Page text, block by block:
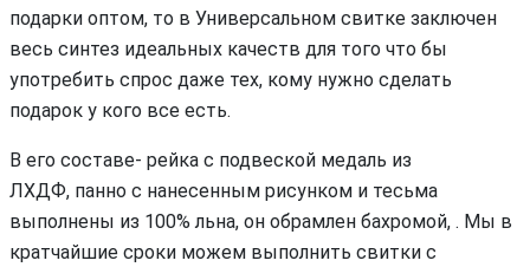
подарки оптом, то в Универсальном свитке заключен
весь синтез идеальных качеств для того что бы
употребить спрос даже тех, кому нужно сделать
подарок у кого все есть.
В его составе- рейка с подвеской медаль из
ЛХДФ, панно с нанесенным рисунком и тесьма
выполнены из 100% льна, он обрамлен бахромой, . Мы в
кратчайшие сроки можем выполнить свитки с